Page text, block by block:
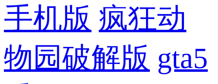
手机版 疯狂动
物园破解版 gta5